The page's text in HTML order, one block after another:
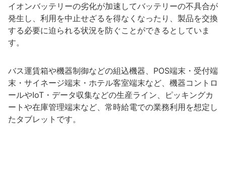
イオンバッテリーの劣化が加速してバッテリーの不具合が
発生し、利用を中止せざるを得なくなったり、製品を交換
する必要に迫られる状況を防ぐことができるとしていま
す。
バス運賃箱や機器制御などの組込機器、POS端末・受付端
末・サイネージ端末・ホテル客室端末など、機器コントロ
ールやIoT・データ収集などの生産ライン、ピッキングカ
ートや在庫管理端末など、常時給電での業務利用を想定し
たタブレットです。